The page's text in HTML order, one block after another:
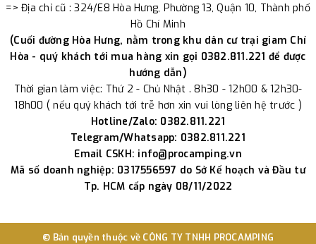
=> Địa chỉ cũ : 324/E8 Hòa Hưng, Phường 13, Quận 10, Thành phố
Hồ Chí Minh
(Cuối đường Hòa Hưng, nằm trong khu dân cư trại giam Chí
Hòa - quý khách tới mua hàng xin gọi 0382.811.221 để được
hướng dẫn)
Thời gian làm việc: Thứ 2 - Chủ Nhật . 8h30 - 12h00 & 12h30-
18h00 ( nếu quý khách tới trễ hơn xin vui lòng liên hệ trước )
Hotline/Zalo: 0382.811.221
Telegram/Whatsapp: 0382.811.221
Email CSKH: info@procamping.vn
Mã số doanh nghiệp: 0317556597 do Sở Kế hoạch và Đầu tư
Tp. HCM cấp ngày 08/11/2022
© Bản quyền thuộc về CÔNG TY TNHH PROCAMPING